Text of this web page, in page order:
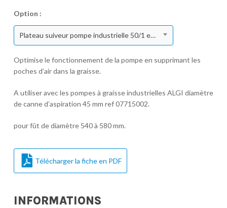
Option :
Plateau suiveur pompe industrielle 50/1 et 70/1 ø590 mm pour fûts 200 kg
Optimise le fonctionnement de la pompe en supprimant les
poches d’air dans la graisse.
A utiliser avec les pompes à graisse industrielles ALGI diamètre
de canne d’aspiration 45 mm ref 07715002.
pour fût de diamètre 540 à 580 mm.
Télécharger la fiche en PDF
INFORMATIONS